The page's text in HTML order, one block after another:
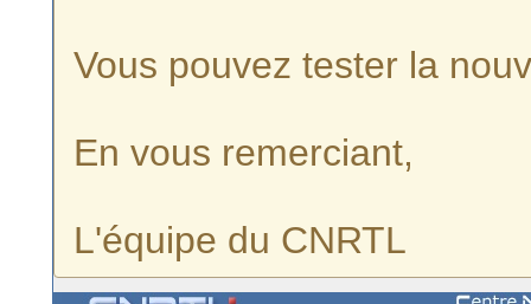
Vous pouvez tester la
En vous remerciant,
L'équipe du CNRTL